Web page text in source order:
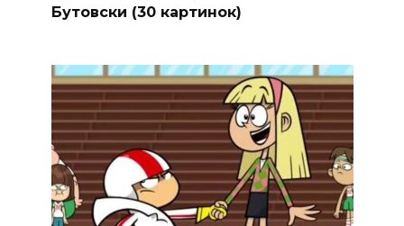
Бутовски (30 картинок)